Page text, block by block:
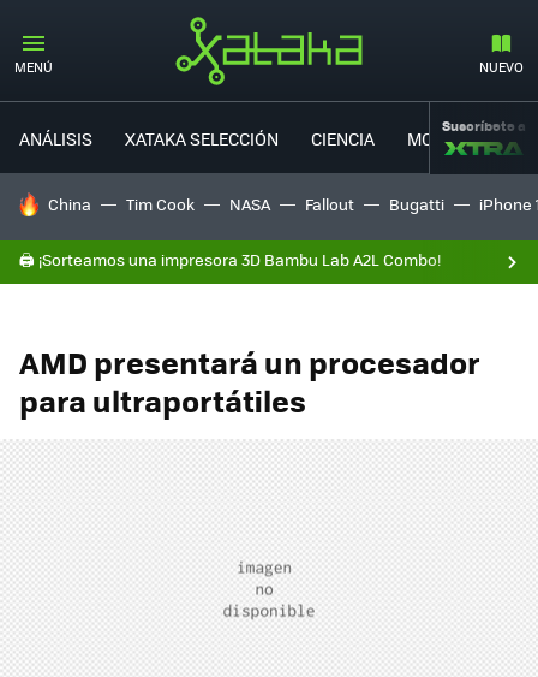
MENÚ NUEVO
ANÁLISIS XATAKA SELECCIÓN CIENCIA MOVILIDAD
Suscríbete a
HOY SE HABLA DE
China Tim Cook NASA Fallout Bugatti iPhone
🖨️ ¡Sorteamos una impresora 3D Bambu Lab A2L Combo!
AMD presentará un procesador
para ultraportátiles